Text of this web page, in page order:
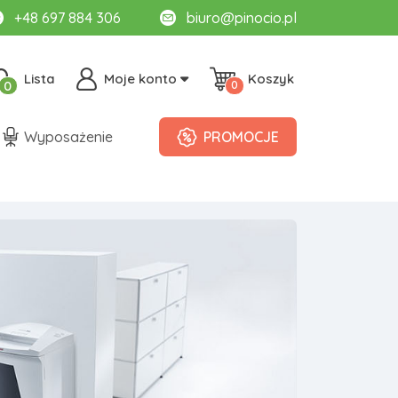
+48 697 884 306 biuro@pinocio.pl
Lista
0 Moje konto Koszyk
0
Wyposażenie PROMOCJE